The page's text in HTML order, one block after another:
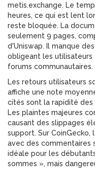
metis.exchange. Le
heures, ce qui est lent
reste bloquée. La
seulement 9 pages,
d'Uniswap. Il manque
obligeant les utilisateurs
forums communautaires.
Les retours utilisateurs
affiche une note
cités sont la rapidité
Les plaintes majeures
causant des slippages
support. Sur
avec des commentaires
idéale pour les
sommes », mais